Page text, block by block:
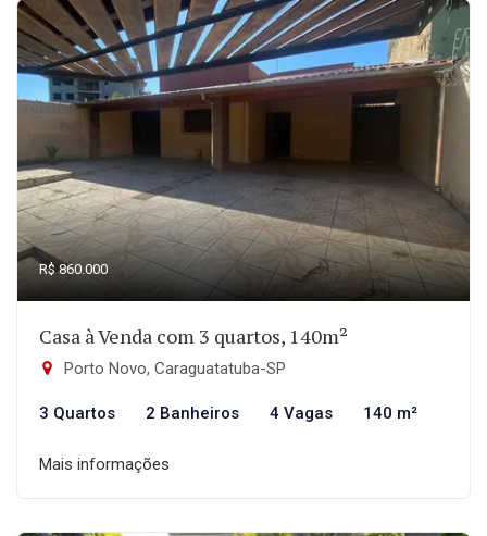
R$ 860.000
Casa à Venda com 3 quartos, 140m²
Porto Novo, Caraguatatuba-SP
3 Quartos 2 Banheiros 4 Vagas 140 m²
Mais informações